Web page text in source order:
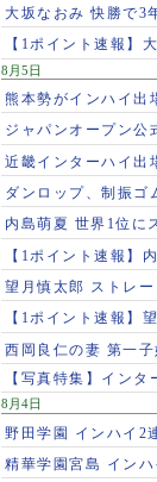
大坂なおみ 快勝で3
【1ポイント速報】
8月5日
熊本勢がインハイ出
ジャパンオープン公
近畿インターハイ出
ダンロップ、制振ゴ
内島萌夏 世界1位に
【1ポイント速報】
望月慎太郎 ストレ
【1ポイント速報】
西岡良仁の妻 第一
【写真特集】イン
8月4日
野田学園 インハイ2
精華学園宮島 イン